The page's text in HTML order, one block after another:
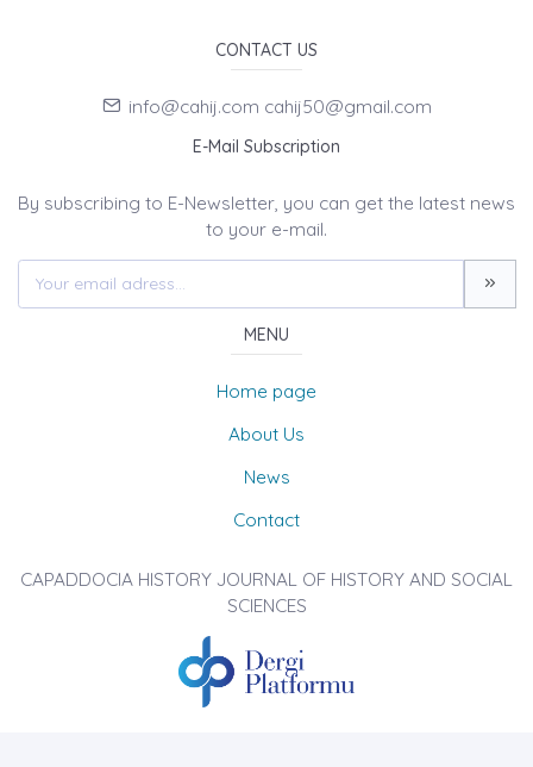
CONTACT US
info@cahij.com cahij50@gmail.com
E-Mail Subscription
By subscribing to E-Newsletter, you can get the latest news
to your e-mail.
MENU
Home page
About Us
News
Contact
CAPADDOCIA HISTORY JOURNAL OF HISTORY AND SOCIAL
SCIENCES